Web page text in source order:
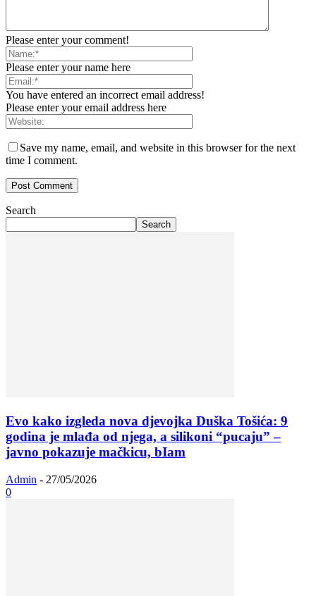
Please enter your comment!
Please enter your name here
You have entered an incorrect email address!
Please enter your email address here
Save my name, email, and website in this browser for the next
time I comment.
Search
Search
Evo kako izgleda nova djevojka Duška Tošića: 9
godina je mlađa od njega, a silikoni “pucaju” –
javno pokazuje mačkicu, bIam
Admin - 27/05/2026
0